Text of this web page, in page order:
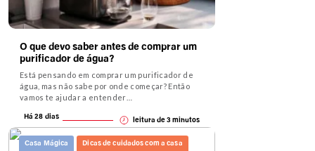
O que devo saber antes de comprar um
purificador de água?
Está pensando em comprar um purificador de
água, mas não sabe por onde começar? Então
vamos te ajudar a entender…
Há 28 dias leitura de 3 minutos
Casa Mágica Dicas de cuidados com a casa